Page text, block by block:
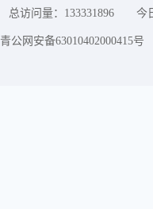
总访问量： 133331896 今
青公网安备63010402000415号